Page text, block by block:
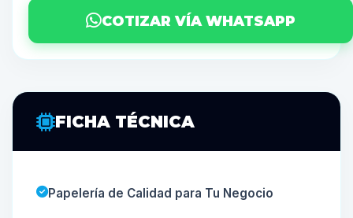
COTIZAR VÍA WHATSAPP
FICHA TÉCNICA
Papelería de Calidad para Tu Negocio